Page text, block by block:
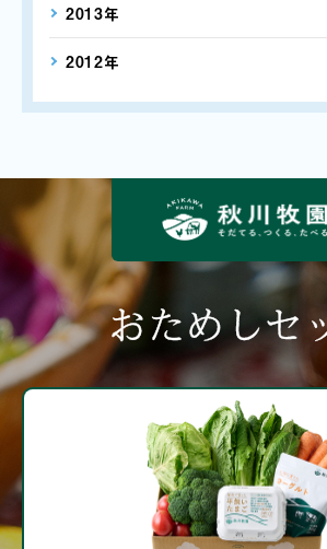
2013年
2012年
おためしセ